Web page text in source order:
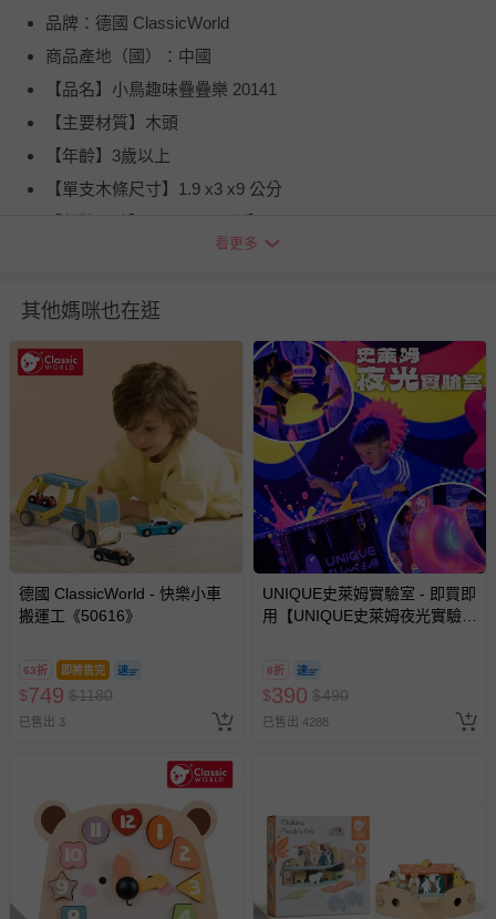
品牌：德國 ClassicWorld
商品產地（國）：中國
【品名】小鳥趣味疊疊樂 20141
【主要材質】木頭
【年齡】3歲以上
【單支木條尺寸】1.9 x3 x9 公分
您所購買的商品享有7天的鑑賞期／猶豫期權益，但此期間
並非試用期，您所退回的商品必須是未經使用的全新狀態，
包含完整包裝、配件、說明文件及贈品等。
如需退換貨，請於收到商品7天（含例假日內提出），如為
瑕疵退換貨所產生的運費，將由媽咪愛負責處理，若非瑕疵
退貨，您可至『查詢訂單』>『已出貨』中查詢該筆訂單，
並點選『我要退貨』即可進行申請。若有相關退貨問題，請
至媽咪愛LINE@客服ID: @mamilove我們將依序為您處理
與服務，謝謝。
針對滿件折/滿額贈…等活動，如因部份退貨，而該訂單保
留商品未達活動門檻，將以原價計算，活動贈品亦需一併退
部分商品依據消費者保護法的規定，不適用七天鑑賞期/猶
豫期範圍：
易於腐敗、保存期限較短或解約時即將逾期（例如生鮮
商品、食品等）。
客製化商品（例如客製生日書、姓名貼等）。
報紙、期刊或雜誌（惟書籍如經拆封、使用，則酌收整
新費用）。
經消費者拆封之影音商品或電腦軟體（例如 DVD、CD
看更多
其他媽咪也在逛
德國 ClassicWorld - 快樂小車
搬運工《50616》
63折 即將售完
$749 $1180
已售出 3
UNIQUE史萊姆實驗室 - 即買即
用【UNIQUE史萊姆夜光實驗室
人小孩均一價(3歲以上需購票))
8折
$390 $490
已售出 4288